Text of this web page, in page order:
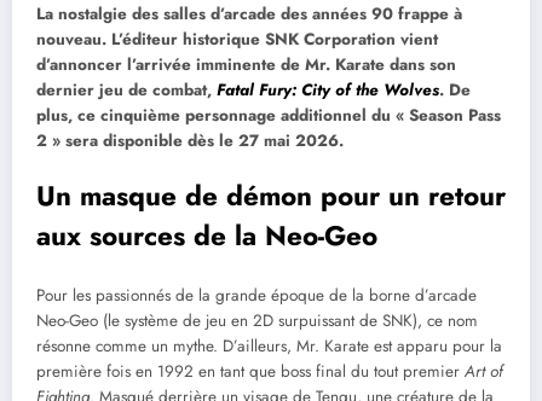
La nostalgie des salles d’arcade des années 90 frappe à
nouveau. L’éditeur historique SNK Corporation vient
d’annoncer l’arrivée imminente de Mr. Karate dans son
dernier jeu de combat, Fatal Fury: City of the Wolves. De
plus, ce cinquième personnage additionnel du « Season Pass
2 » sera disponible dès le 27 mai 2026.
Un masque de démon pour un retour
aux sources de la Neo-Geo
Pour les passionnés de la grande époque de la borne d’arcade
Neo-Geo (le système de jeu en 2D surpuissant de SNK), ce nom
résonne comme un mythe. D’ailleurs, Mr. Karate est apparu pour la
première fois en 1992 en tant que boss final du tout premier Art of